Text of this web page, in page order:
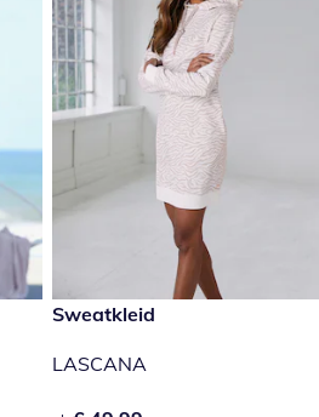
€ 49,99
Sweatkleid
LASCANA